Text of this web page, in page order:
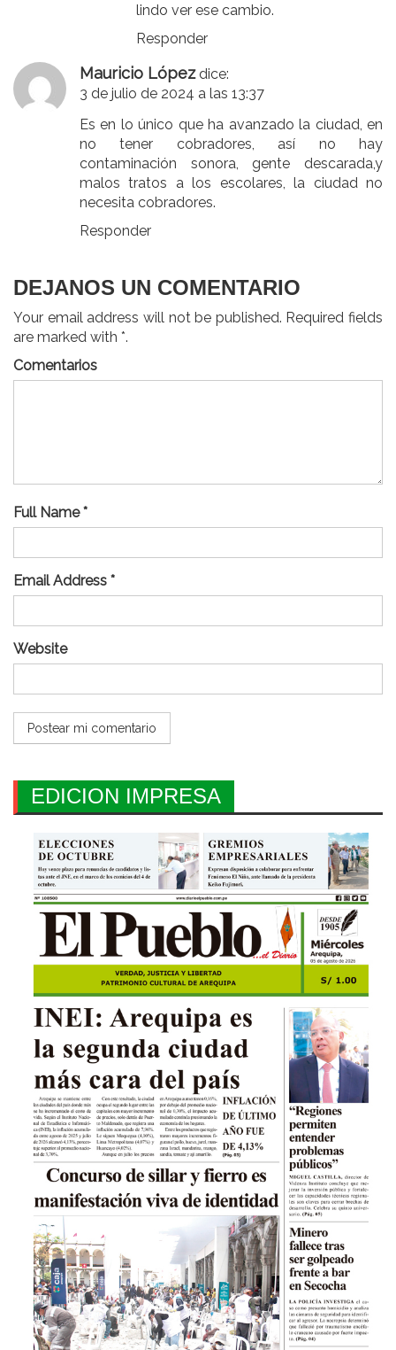
lindo ver ese cambio.
Responder
Mauricio López dice:
3 de julio de 2024 a las 13:37
Es en lo único que ha avanzado la ciudad, en
no tener cobradores, así no hay
contaminación sonora, gente descarada,y
malos tratos a los escolares, la ciudad no
necesita cobradores.
Responder
DEJANOS UN COMENTARIO
Your email address will not be published. Required fields
are marked with *.
Comentarios
Full Name *
Email Address *
Website
EDICION IMPRESA